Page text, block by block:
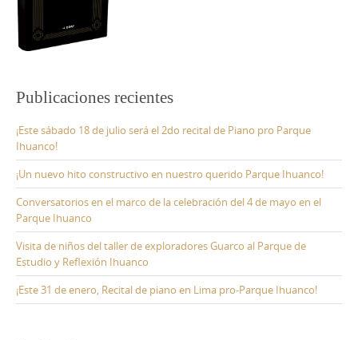
Publicaciones recientes
¡Este sábado 18 de julio será el 2do recital de Piano pro Parque
Ihuanco!
¡Un nuevo hito constructivo en nuestro querido Parque Ihuanco!
Conversatorios en el marco de la celebración del 4 de mayo en el
Parque Ihuanco
Visita de niños del taller de exploradores Guarco al Parque de
Estudio y Reflexión Ihuanco
¡Este 31 de enero, Recital de piano en Lima pro-Parque Ihuanco!